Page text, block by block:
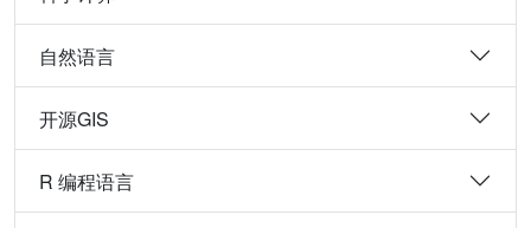
自然语言
开源GIS
R 编程语言